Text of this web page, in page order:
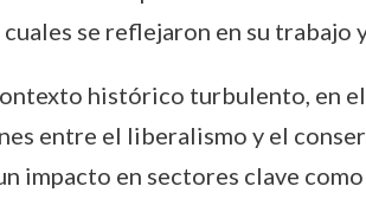
se reflejaron en su trabajo
histórico turbulento, en
entre el liberalismo y el
impacto en sectores clave